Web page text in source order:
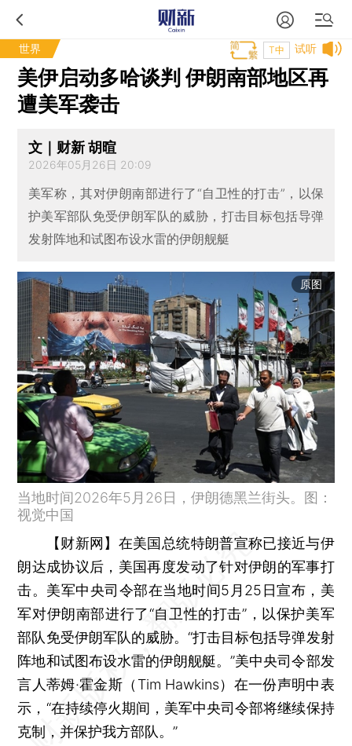
世界 试听
T中
美伊启动多哈谈判 伊朗南部地区再
遭美军袭击
文｜财新 胡暄
2026年05月26日 20:09
美军称，其对伊朗南部进行了“自卫性的打击”，以保
护美军部队免受伊朗军队的威胁，打击目标包括导弹
发射阵地和试图布设水雷的伊朗舰艇
原图
当地时间2026年5月26日，伊朗德黑兰街头。图：
视觉中国
【财新网】 在美国总统特朗普宣称已接近与伊
朗达成协议后，美国再度发动了针对伊朗的军事打
击。美军中央司令部在当地时间5月25日宣布，美
军对伊朗南部进行了“自卫性的打击”，以保护美军
部队免受伊朗军队的威胁。“打击目标包括导弹发射
阵地和试图布设水雷的伊朗舰艇。”美中央司令部发
言人蒂姆·霍金斯（Tim Hawkins）在一份声明中表
示，“在持续停火期间，美军中央司令部将继续保持
克制，并保护我方部队。”